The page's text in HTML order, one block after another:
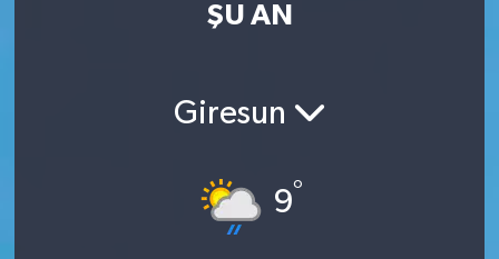
ŞU AN
Giresun
9°